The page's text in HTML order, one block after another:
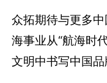
众拓期待与更多
海事业从“航海时
文明中书写中国品